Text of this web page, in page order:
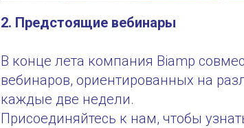
2. Предстоящие вебинары
В конце лета компания Biamp
вебинаров, ориентированных на
каждые две недели.
Присоединяйтесь к нам, чтобы